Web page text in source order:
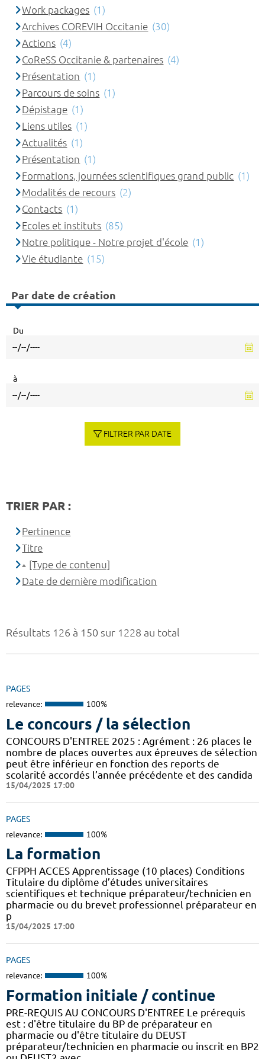
Résultats 126 à 150 sur 1228 au total
PAGES
relevance: 100%
Le concours / la sélection
CONCOURS D'ENTREE 2025 : Agrément : 26 places le
nombre de places ouvertes aux épreuves de sélection
peut être inférieur en fonction des reports de
scolarité accordés l’année précédente et des candida
15/04/2025 17:00
PAGES
relevance: 100%
La formation
CFPPH ACCES Apprentissage (10 places) Conditions
Titulaire du diplôme d’études universitaires
scientifiques et technique préparateur/technicien en
pharmacie ou du brevet professionnel préparateur en
p
15/04/2025 17:00
PAGES
relevance: 100%
Formation initiale / continue
PRE-REQUIS AU CONCOURS D'ENTREE Le prérequis
est : d'être titulaire du BP de préparateur en
pharmacie ou d'être titulaire du DEUST
préparateur/technicien en pharmacie ou inscrit en BP2
Work packages (1)
Archives COREVIH Occitanie (30)
Actions (4)
CoReSS Occitanie & partenaires (4)
Présentation (1)
Parcours de soins (1)
Dépistage (1)
Liens utiles (1)
Actualités (1)
Présentation (1)
Formations, journées scientifiques grand public (1)
Modalités de recours (2)
Contacts (1)
Ecoles et instituts (85)
Notre politique - Notre projet d'école (1)
Vie étudiante (15)
Par date de création
Du
à
FILTRER PAR DATE
TRIER PAR :
Pertinence
Titre
[Type de contenu]
Date de dernière modification